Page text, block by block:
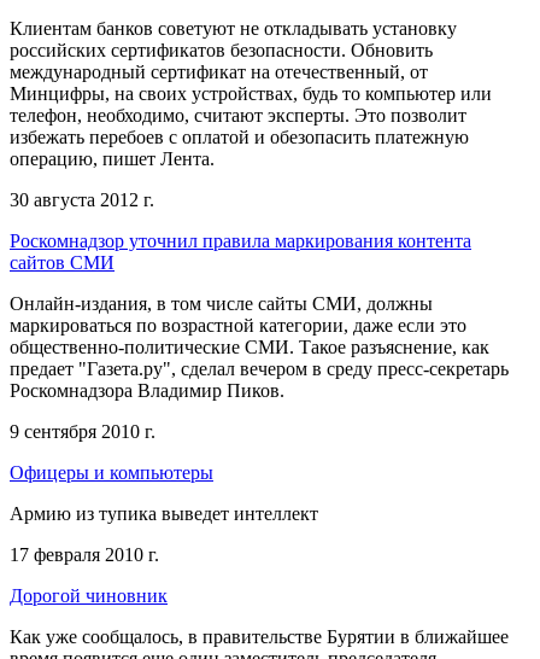
Клиентам банков советуют не откладывать установку
российских сертификатов безопасности. Обновить
международный сертификат на отечественный, от
Минцифры, на своих устройствах, будь то компьютер или
телефон, необходимо, считают эксперты. Это позволит
избежать перебоев с оплатой и обезопасить платежную
операцию, пишет Лента.
30 августа 2012 г.
Роскомнадзор уточнил правила маркирования контента
сайтов СМИ
Онлайн-издания, в том числе сайты СМИ, должны
маркироваться по возрастной категории, даже если это
общественно-политические СМИ. Такое разъяснение, как
предает "Газета.ру", сделал вечером в среду пресс-секретарь
Роскомнадзора Владимир Пиков.
9 сентября 2010 г.
Офицеры и компьютеры
Армию из тупика выведет интеллект
17 февраля 2010 г.
Дорогой чиновник
Как уже сообщалось, в правительстве Бурятии в ближайшее